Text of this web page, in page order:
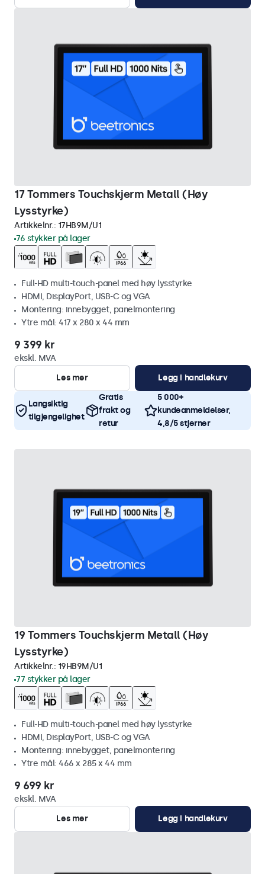
17 Tommers Touchskjerm Metall (Høy
Lysstyrke)
Artikkelnr.: 17HB9M/U1
76 stykker på lager
Full-HD multi-touch-panel med høy lysstyrke
HDMI, DisplayPort, USB-C og VGA
Montering: innebygget, panelmontering
Ytre mål: 417 x 280 x 44 mm
9 399 kr
ekskl. MVA
Les mer
Legg i handlekurv
Langsiktig
tilgjengelighet
Gratis
frakt og
retur
5 000+
kundeanmeldelser,
4,8/5 stjerner
19 Tommers Touchskjerm Metall (Høy
Lysstyrke)
Artikkelnr.: 19HB9M/U1
77 stykker på lager
Full-HD multi-touch-panel med høy lysstyrke
HDMI, DisplayPort, USB-C og VGA
Montering: innebygget, panelmontering
Ytre mål: 466 x 285 x 44 mm
9 699 kr
ekskl. MVA
Les mer
Legg i handlekurv